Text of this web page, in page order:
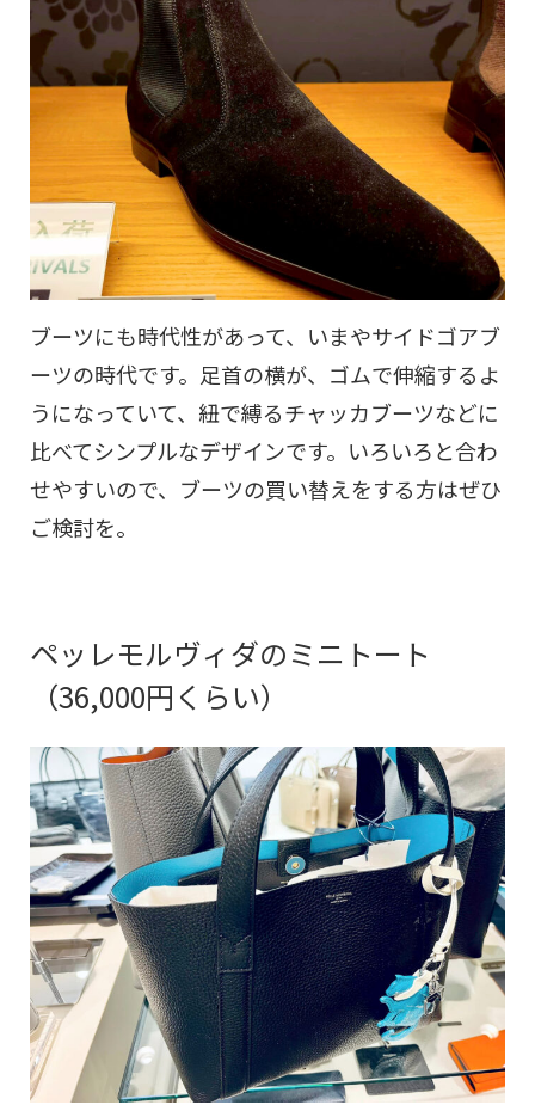
ブーツにも時代性があって、いまやサイドゴアブ
ーツの時代です。足首の横が、ゴムで伸縮するよ
うになっていて、紐で縛るチャッカブーツなどに
比べてシンプルなデザインです。いろいろと合わ
せやすいので、ブーツの買い替えをする方はぜひ
ご検討を。
ペッレモルヴィダのミニトート
（36,000円くらい）